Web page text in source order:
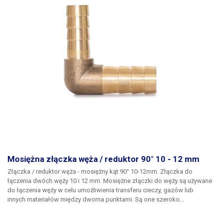
Mosiężna złączka węża / reduktor 90° 10 - 12 mm
Złączka / reduktor węża - mosiężny kąt 90° 10-12mm. Złączka do
łączenia dwóch węży 10 i 12 mm. Mosiężne złączki do węży są używane
do łączenia węży w celu umożliwienia transferu cieczy, gazów lub
innych materiałów między dwoma punktami. Są one szeroko